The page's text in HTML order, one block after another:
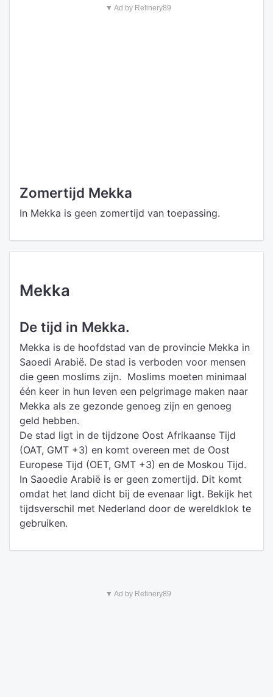
▼ Ad by Refinery89
Zomertijd Mekka
In Mekka is geen zomertijd van toepassing.
Mekka
De tijd in Mekka.
Mekka is de hoofdstad van de provincie Mekka in
Saoedi Arabië. De stad is verboden voor mensen
die geen moslims zijn. Moslims moeten minimaal
één keer in hun leven een pelgrimage maken naar
Mekka als ze gezonde genoeg zijn en genoeg
geld hebben.
De stad ligt in de tijdzone Oost Afrikaanse Tijd
(OAT, GMT +3) en komt overeen met de Oost
Europese Tijd (OET, GMT +3) en de Moskou Tijd.
In Saoedie Arabië is er geen zomertijd. Dit komt
omdat het land dicht bij de evenaar ligt. Bekijk het
tijdsverschil met Nederland door de wereldklok te
gebruiken.
▼ Ad by Refinery89